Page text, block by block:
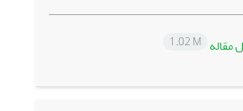
مقاله 1.02 M